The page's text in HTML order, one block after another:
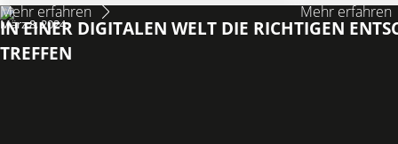
Mehr erfahren
Mehr erfahren
März 8, 2024
IN EINER DIGITALEN WELT DIE RICHTIGEN
TREFFEN